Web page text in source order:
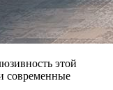
этой
современные